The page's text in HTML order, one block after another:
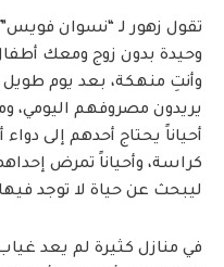
تقول زهور لـ “نسوان
وحيدة بدون زوج ومعك
وأنتِ منهكة، بعد يوم
يريدون مصروفهم اليومي،
أحياناً يحتاج أحدهم إلى
كراسة، وأحياناً تمرض
ليبحث عن حياة لا توجد
في منازل كثيرة لم يعد